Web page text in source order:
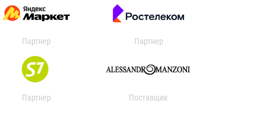
Партнер Партнер
Партнер Поставщик